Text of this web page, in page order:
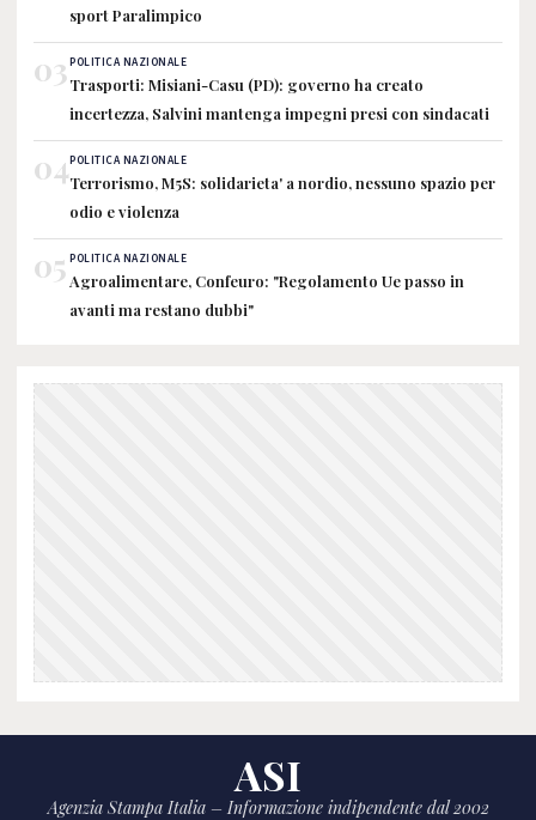
sport Paralimpico
03POLITICA NAZIONALE
Trasporti: Misiani-Casu (PD): governo ha creato
incertezza, Salvini mantenga impegni presi con sindacati
04POLITICA NAZIONALE
Terrorismo, M5S: solidarieta' a nordio, nessuno spazio per
odio e violenza
05 POLITICA NAZIONALE
Agroalimentare, Confeuro: "Regolamento Ue passo in
avanti ma restano dubbi"
ASI
Agenzia Stampa Italia – Informazione indipendente dal 2002